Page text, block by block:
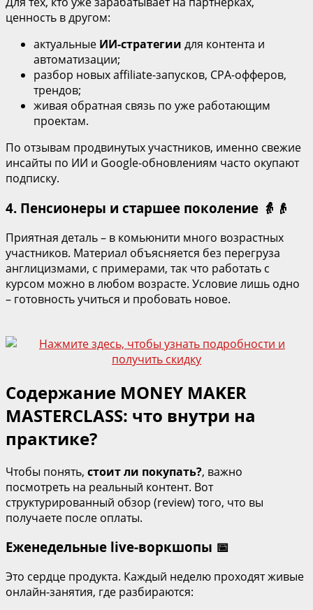
ценность в другом:
актуальные ИИ‑стратегии для контента и
автоматизации;
разбор новых affiliate‑запусков, CPA‑офферов,
трендов;
живая обратная связь по уже работающим
проектам.
По отзывам продвинутых участников, именно свежие
инсайты по ИИ и Google‑обновлениям часто окупают
подписку.
4. Пенсионеры и старшее поколение 👵👴
Приятная деталь – в комьюнити много возрастных
участников. Материал объясняется без перегруза
англицизмами, с примерами, так что работать с
курсом можно в любом возрасте. Условие лишь одно
– готовность учиться и пробовать новое.
Содержание MONEY MAKER
MASTERCLASS: что внутри на
практике?
Чтобы понять, стоит ли покупать?, важно
посмотреть на реальный контент. Вот
структурированный обзор (review) того, что вы
получаете после оплаты.
Еженедельные live‑воркшопы 📅
Это сердце продукта. Каждый неделю проходят живые
онлайн‑занятия, где разбираются: